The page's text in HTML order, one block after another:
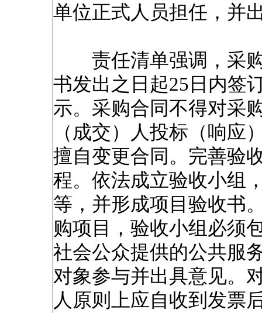
单位正式人员担任，并
责任清单强调，采购
书发出之日起25日内签
示。采购合同不得对采
（成交）人投标（响应
擅自变更合同。完善验
程。依法成立验收小组
等，并形成项目验收书
购项目，验收小组必须
社会公众提供的公共服
对象参与并出具意见。
人原则上应自收到发票